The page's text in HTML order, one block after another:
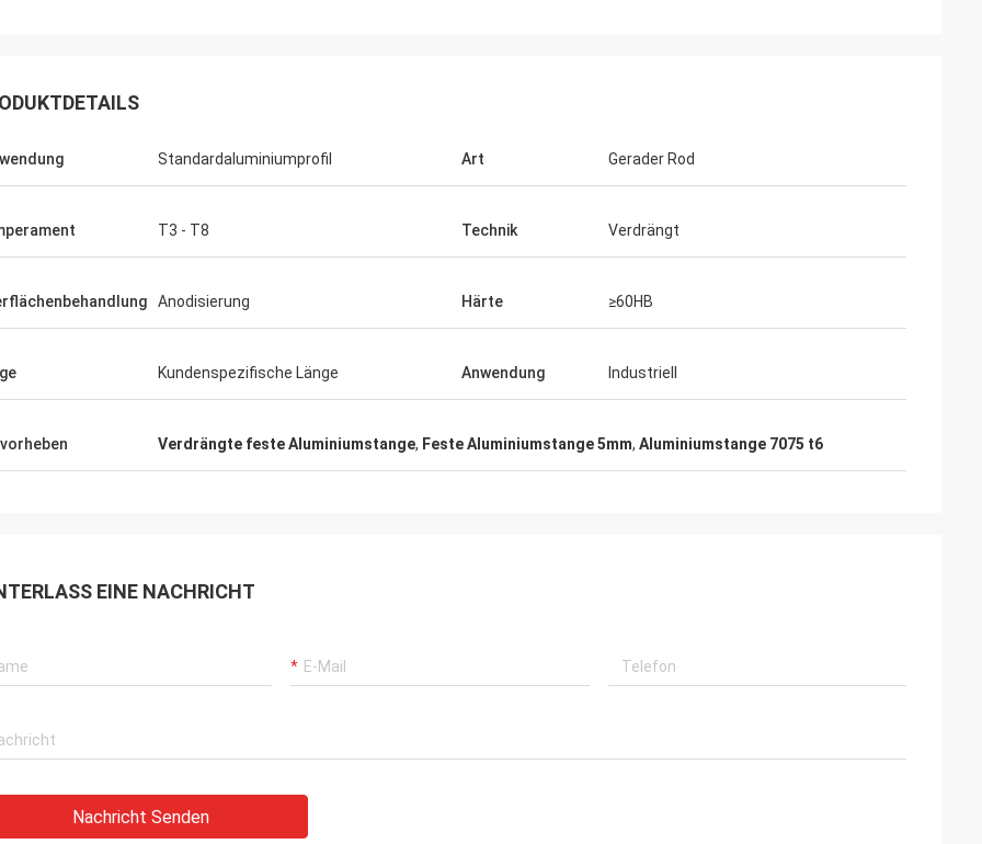
Standardaluminiumprofil Art Gerader Rod
T3 - T8 Technik Verdrängt
Anodisierung Härte ≥60HB
Kundenspezifische Länge Anwendung Industriell
Verdrängte feste Aluminiumstange, Feste Aluminiumstange 5mm, Aluminiumstange 7075 t6
EINE NACHRICHT
Nachricht Senden